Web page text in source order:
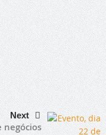
Next
negócios